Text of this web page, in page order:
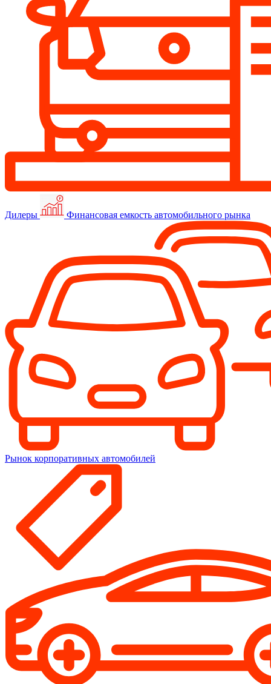
Дилеры Финансовая емкость автомобильного рынка
Рынок корпоративных автомобилей